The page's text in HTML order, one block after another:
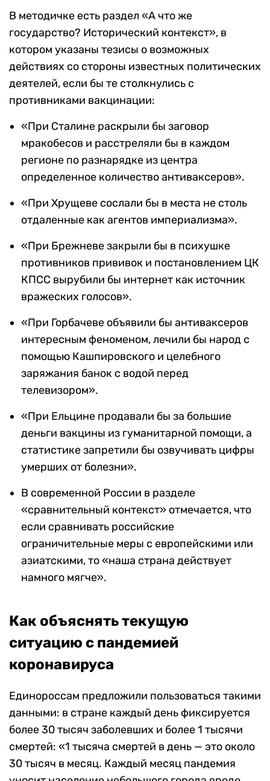
В методичке есть раздел «А что же
государство? Исторический контекст», в
котором указаны тезисы о возможных
действиях со стороны известных политических
деятелей, если бы те столкнулись с
противниками вакцинации:
«При Сталине раскрыли бы заговор
мракобесов и расстреляли бы в каждом
регионе по разнарядке из центра
определенное количество антиваксеров».
«При Хрущеве сослали бы в места не столь
отдаленные как агентов империализма».
«При Брежневе закрыли бы в психушке
противников прививок и постановлением ЦК
КПСС вырубили бы интернет как источник
вражеских голосов».
«При Горбачеве объявили бы антиваксеров
интересным феноменом, лечили бы народ с
помощью Кашпировского и целебного
заряжания банок с водой перед
телевизором».
«При Ельцине продавали бы за большие
деньги вакцины из гуманитарной помощи, а
статистике запретили бы озвучивать цифры
умерших от болезни».
В современной России в разделе
«сравнительный контекст» отмечается, что
если сравнивать российские
ограничительные меры с европейскими или
азиатскими, то «наша страна действует
намного мягче».
Как объяснять текущую
ситуацию с пандемией
коронавируса
Единороссам предложили пользоваться такими
данными: в стране каждый день фиксируется
более 30 тысяч заболевших и более 1 тысячи
смертей: «1 тысяча смертей в день — это около
30 тысяч в месяц. Каждый месяц пандемия